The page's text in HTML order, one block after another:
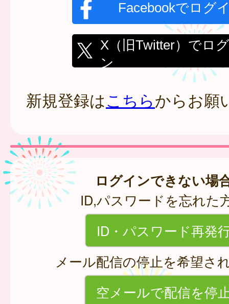
Facebookでログ
X（旧Twitter）でロ
ン
新規登録はこちらからお願
ログインできない場
ID,パスワードを忘れた
ID・パスワード再発
メール配信の停止を希望さ
空メールで配信を停